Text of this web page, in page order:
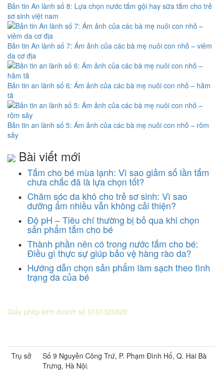
Bản tin An lành số 8: Lựa chọn nước tắm gội hay sữa tắm cho trẻ
sơ sinh việt nam
Bản tin An lành số 7: Ám ảnh của các bà mẹ nuôi con nhỏ – viêm
da cơ địa
Bản tin an lành số 6: Ám ảnh của các bà mẹ nuôi con nhỏ – hăm
tã
Bản tin an lành số 5: Ám ảnh của các bà mẹ nuôi con nhỏ – rôm
sảy
Bài viết mới
Tắm cho bé mùa lạnh: Vì sao giảm số lần tắm
chưa chắc đã là lựa chọn tốt?
Chăm sóc da khô cho trẻ sơ sinh: Vì sao
dưỡng ẩm nhiều vẫn không cải thiện?
Độ pH – Tiêu chí thường bị bỏ qua khi chọn
sản phẩm tắm cho bé
Thành phần nên có trong nước tắm cho bé:
Điều gì thực sự giúp bảo vệ hàng rào da?
Hướng dẫn chọn sản phẩm làm sạch theo tình
trạng da của bé
Giấy phép kinh doanh số 0101326329
Trụ sở
Số 9 Nguyễn Công Trứ, P. Phạm Đình Hổ, Q. Hai Bà
Trưng, Hà Nội.